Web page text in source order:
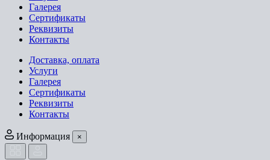
Галерея
Сертификаты
Реквизиты
Контакты
Доставка, оплата
Услуги
Галерея
Сертификаты
Реквизиты
Контакты
Информация ×